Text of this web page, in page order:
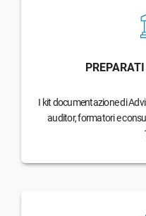
I kit documentazione di
auditor, formatori e